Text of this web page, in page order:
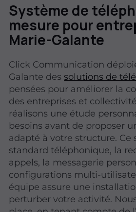
Système de
mesure pour
Marie-Galante
Click Communication
Galante dessolutions de
pensées pour améliorer la
des entreprises et
réalisons une étude
besoins avant de proposer
adapté à votre structure. Ce
standard téléphonique, la
appels, la messagerie
configurations multi-
équipe assure une
perturber votre activité.